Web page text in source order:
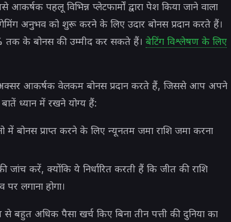
आकर्षक पहलू विभिन्न प्लेटफार्मों द्वारा पेश किया जाने वाला
अनुभव को शुरू करने के लिए उदार बोनस प्रदान करते हैं।
के बोनस की उम्मीद कर सकते हैं। बेटिंग विश्लेषण के लिए
आकर्षक वेलकम बोनस प्रदान करते हैं, जिससे आप अपने
ध्यान में रखने योग्य हैं:
बोनस प्राप्त करने के लिए न्यूनतम जमा राशि जमा करना
जांच करें, क्योंकि ये निर्धारित करती हैं कि जीत की राशि
लगाना होगा।
अधिक पैसा खर्च किए बिना तीन पत्ती की दुनिया का